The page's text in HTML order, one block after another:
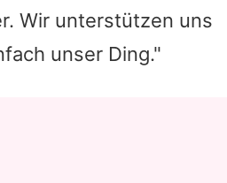
Wir unterstützen uns
unser Ding."